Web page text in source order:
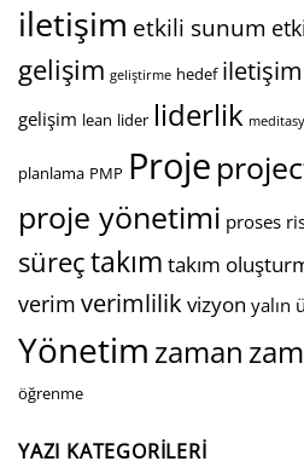
iletişim etkili sunum
gelişim geliştirme hedef iletişim
gelişim lean lider liderlik
planlama PMP Proje
proje yönetimi proses
süreçtakım takım
verim verimlilik vizyon yalın
Yönetim zaman
öğrenme
YAZI KATEGORILERI